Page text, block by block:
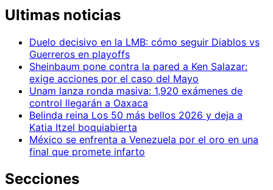
Ultimas noticias
Duelo decisivo en la LMB: cómo seguir Diablos vs
Guerreros en playoffs
Sheinbaum pone contra la pared a Ken Salazar:
exige acciones por el caso del Mayo
Unam lanza ronda masiva: 1,920 exámenes de
control llegarán a Oaxaca
Belinda reina Los 50 más bellos 2026 y deja a
Katia Itzel boquiabierta
México se enfrenta a Venezuela por el oro en una
final que promete infarto
Secciones